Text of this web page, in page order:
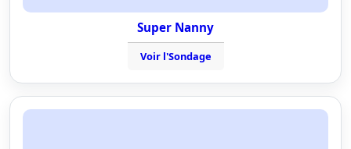
Super Nanny
Voir l'Sondage